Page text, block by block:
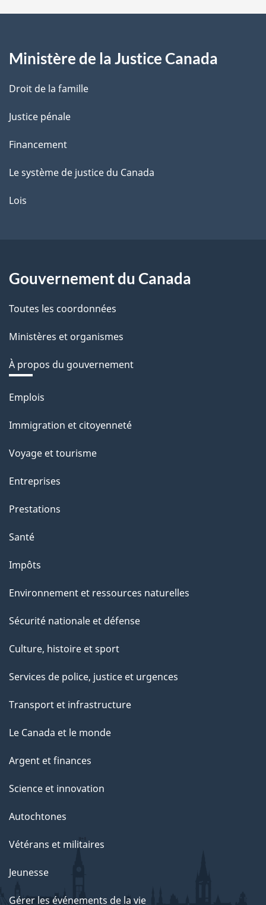
a
e
Ministère de la Justice Canada
Droit de la famille
Justice pénale
Financement
Le système de justice du Canada
Lois
Gouvernement du Canada
Toutes les coordonnées
Ministères et organismes
À propos du gouvernement
Thèmes
sujets
Emplois
Immigration et citoyenneté
Voyage et tourisme
Entreprises
Prestations
Santé
Impôts
Environnement et ressources naturelles
Sécurité nationale et défense
Culture, histoire et sport
Services de police, justice et urgences
Transport et infrastructure
Le Canada et le monde
Argent et finances
Science et innovation
Autochtones
Vétérans et militaires
Jeunesse
Gérer les événements de la vie